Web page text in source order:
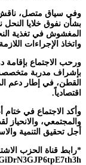
وفي سياق متصل، ناقش
بشأن نفوق خلايا النحل
المغشوش في تغذية
واتخاذ الإجراءات
ورحب الاجتماع
بإشراف مدربة متخصصة
القطن، في إطار دعم
اقتصادياً.
وأكد الاجتماع في
والمجتمعي، والانحياز
أجل تحقيق التنمية
*رابط قناة الحزب